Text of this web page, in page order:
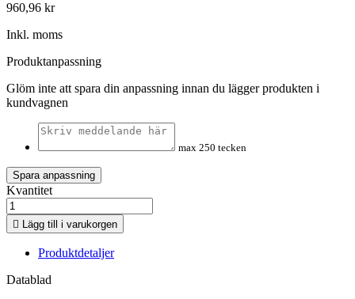
960,96 kr
Inkl. moms
Produktanpassning
Glöm inte att spara din anpassning innan du lägger produkten i
kundvagnen
max 250 tecken
Spara anpassning
Kvantitet
 Lägg till i varukorgen
Produktdetaljer
Datablad